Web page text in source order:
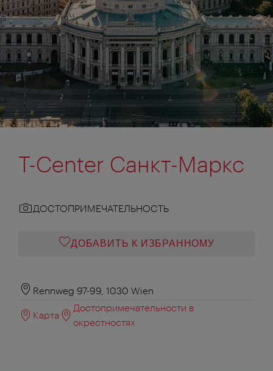
T-Center Санкт-Маркс
ДОСТОПРИМЕЧАТЕЛЬНОСТЬ
ДОБАВИТЬ К ИЗБРАННОМУ
Rennweg 97-99, 1030 Wien
Карта
Достопримечательности в
окрестностях